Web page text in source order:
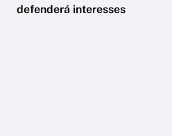
defenderá interesses